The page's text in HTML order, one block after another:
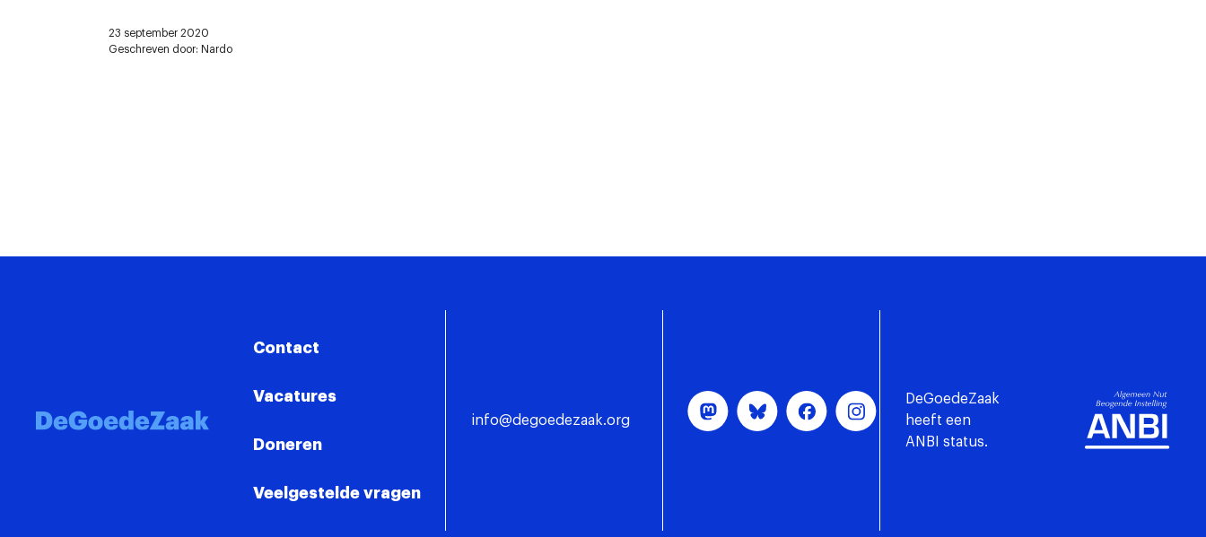
23 september 2020
Geschreven door: Nardo
Contact
Vacatures
Doneren
Veelgestelde vragen
info@degoedezaak.org
DeGoedeZaak
heeft een
ANBI status.